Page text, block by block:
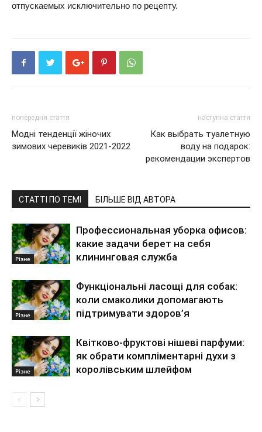
отпускаемых исключительно по рецепту.
попередня стаття
Модні тенденції жіночих
зимових черевиків 2021-2022
наступна стаття
Как выбрать туалетную
воду на подарок:
рекомендации экспертов
СТАТТІ ПО ТЕМІ БІЛЬШЕ ВІД АВТОРА
Різне
Профессиональная уборка офисов:
какие задачи берет на себя
клининговая служба
Різне
Функціональні ласощі для собак:
коли смаколики допомагають
підтримувати здоров’я
Різне
Квітково-фруктові нішеві парфуми:
як обрати компліментарні духи з
королівським шлейфом